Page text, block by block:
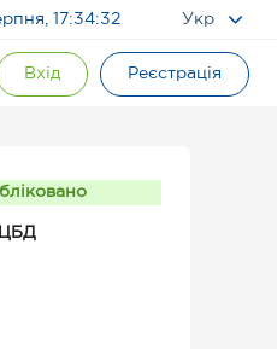
17:34:33 Укр
Вхід Реєстрація
ЦБД